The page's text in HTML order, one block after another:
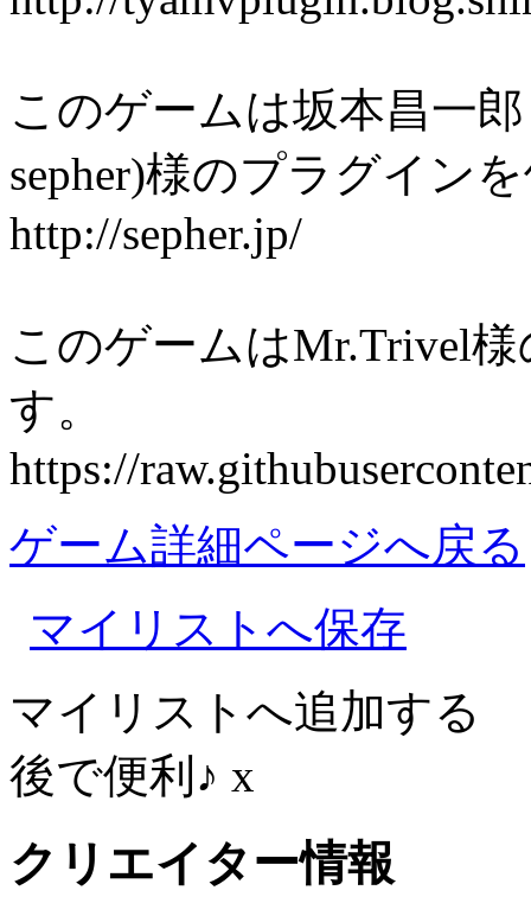
このゲームは坂本昌一郎
sepher)様のプラグイン
http://sepher.jp/
このゲームはMr.Trivel
す。
https://
ゲーム詳細ページへ戻る
マイリストへ保存
マイリストへ追加する
後で便利♪ x
クリエイター情報